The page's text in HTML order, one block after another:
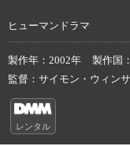
ヒューマンドラマ
製作年 2002年 製作国
監督
サイモン・ウィン
レンタル